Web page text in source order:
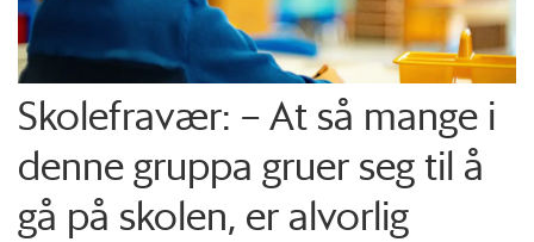
Skolefravær: – At så mange i
denne gruppa gruer seg til å
gå på skolen, er alvorlig